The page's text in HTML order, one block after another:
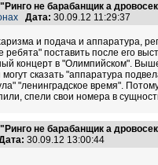
не барабанщик а
Дата: 30.09.12 11:29:37
и подача и аппаратура,
ребята" поставить после его
концерт в "Олимпийском".
сказать "аппаратура
"ленинградское время".
спели свои номера в
не барабанщик а
30.09.12 13:00:44